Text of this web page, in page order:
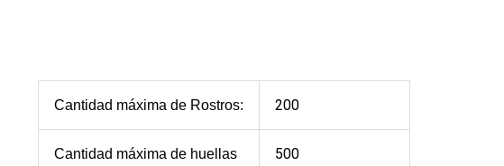
Cantidad máxima de Rostros: 200
Cantidad máxima de huellas 500